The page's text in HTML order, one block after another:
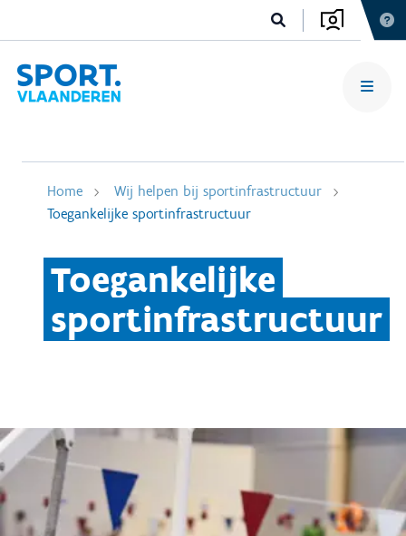
Home
Wij helpen bij sportinfrastructuur
Toegankelijke sportinfrastructuur
Toegankelijke
sportinfrastructuur